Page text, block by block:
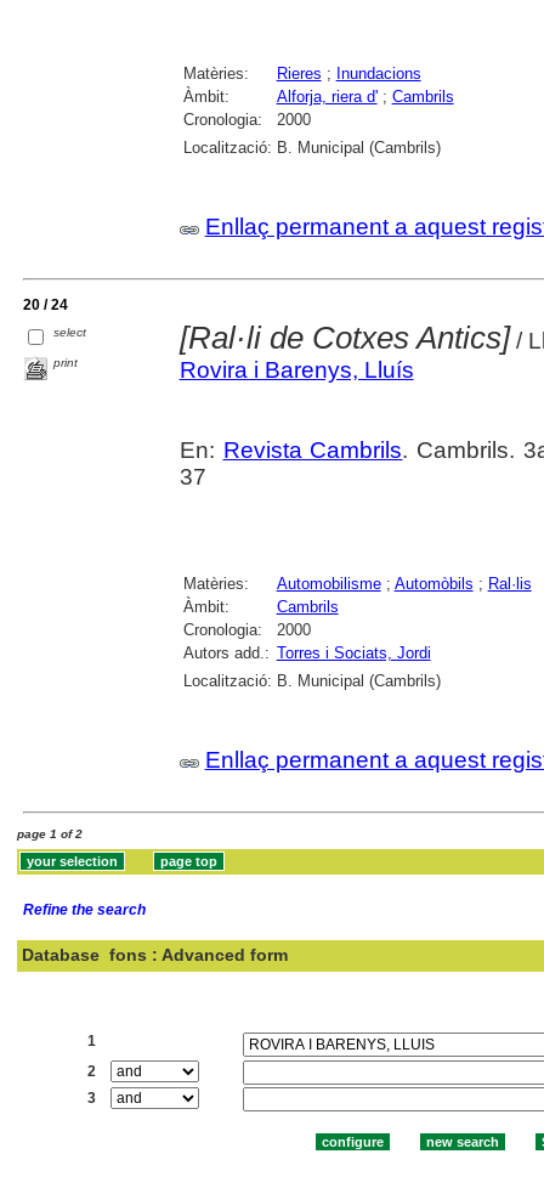
Matèries: Rieres ; Inundacions
Àmbit:
Alforja, riera d'; Cambrils
Cronologia:
2000
Localització: B. Municipal (Cambrils)
Enllaç permanent a aquest
20 / 24
select
print
[Ral·li de Cotxes Antics]/
Rovira i Barenys, Lluís
En: Revista Cambrils. Cambrils.
37
Matèries: Automobilisme; Automòbils ; Ral·lis
Àmbit:
Cambrils
Cronologia:
2000
Autors add.: Torres i Sociats, Jordi
Localització: B. Municipal (Cambrils)
Enllaç permanent a aquest
page 1 of 2
Refine the search
Database fons : Advanced form
1
2
3